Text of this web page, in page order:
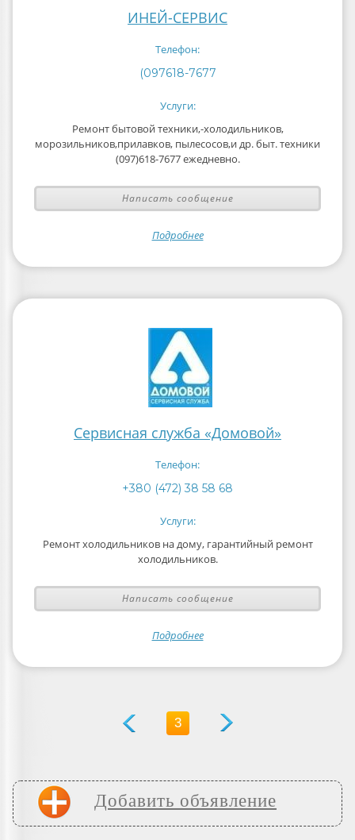
ИНЕЙ-СЕРВИС
Телефон:
(097618-7677
Услуги:
Ремонт бытовой техники,-холодильников,
морозильников,прилавков, пылесосов,и др. быт. техники
(097)618-7677 ежедневно.
Написать сообщение
Подробнее
Сервисная служба «Домовой»
Телефон:
+380 (472) 38 58 68
Услуги:
Ремонт холодильников на дому, гарантийный ремонт
холодильников.
Написать сообщение
Подробнее
3
Добавить объявление